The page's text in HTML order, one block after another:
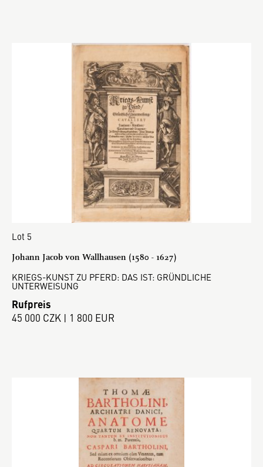
Lot 5
Johann Jacob von Wallhausen (1580 - 1627)
KRIEGS-KUNST ZU PFERD: DAS IST: GRÜNDLICHE
UNTERWEISUNG
Rufpreis
45 000 CZK | 1 800 EUR